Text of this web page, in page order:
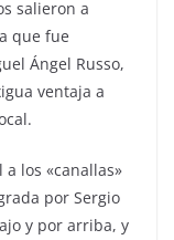
salieron a
que fue
Ángel Russo,
ventaja a
los «canallas»
por Sergio
y por arriba, y